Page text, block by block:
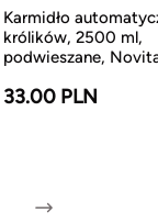
Karmidło
królików, 2500 ml,
podwieszane,
33.00 PLN